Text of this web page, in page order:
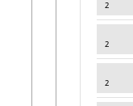
2
2
2